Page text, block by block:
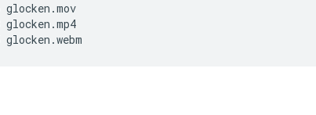
glocken.mov
glocken.mp4